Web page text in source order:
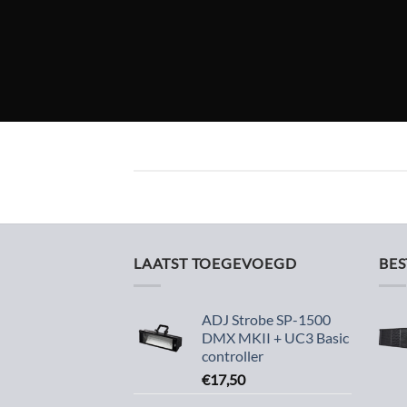
LAATST TOEGEVOEGD
ADJ Strobe SP-1500
DMX MKII + UC3 Basic
controller
€17,50